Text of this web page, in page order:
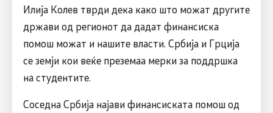
Илија Колев тврди дека како што можат другите
држави од регионот да дадат финансиска
помош можат и нашите власти. Србија и Грција
се земји кои веќе преземаа мерки за поддршка
на студентите.
Соседна Србија најави финансиската помош од